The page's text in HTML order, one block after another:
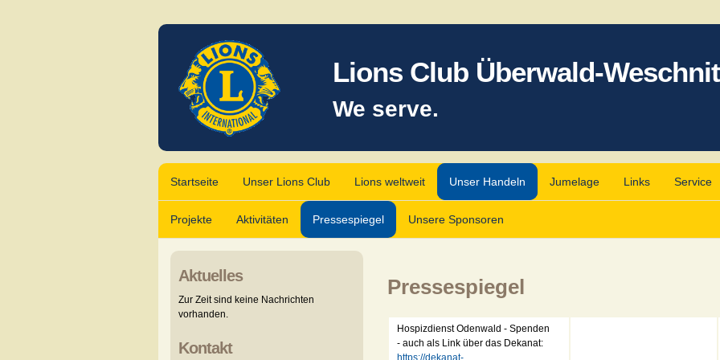
Lions Club Überwald-
We serve.
Startseite Unser Lions Club Lions weltweit Unser Handeln Jumelage Links Service
Projekte Aktivitäten Pressespiegel Unsere Sponsoren
Aktuelles
Zur Zeit sind keine Nachrichten
vorhanden.
Kontakt
Pressespiegel
Hospizdienst Odenwald - Spenden
- auch als Link über das Dekanat:
https://dekanat-